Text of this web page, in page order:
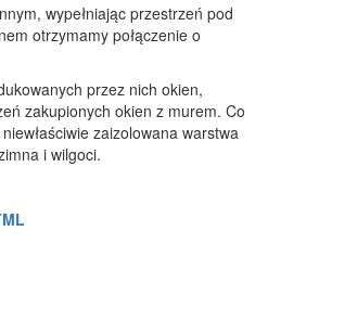
wypełniając przestrzeń pod
otrzymamy połączenie o
przez nich okien,
zakupionych okien z murem. Co
zaizolowana warstwa
i wilgoci.